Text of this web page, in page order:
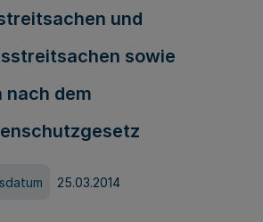
und
sowie
dem
25.03.2014